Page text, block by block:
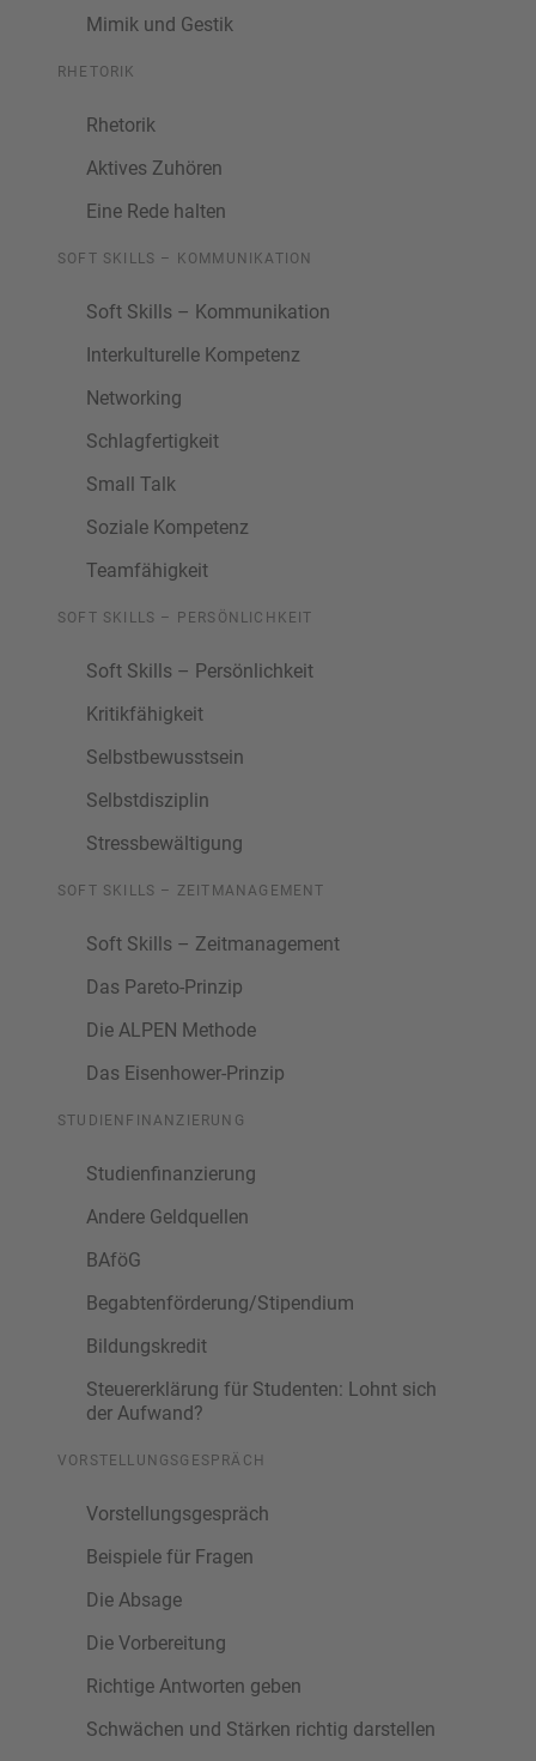
Mimik und Gestik
RHETORIK
Rhetorik
Aktives Zuhören
Eine Rede halten
SOFT SKILLS – KOMMUNIKATION
Soft Skills – Kommunikation
Interkulturelle Kompetenz
Networking
Schlagfertigkeit
Small Talk
Soziale Kompetenz
Teamfähigkeit
SOFT SKILLS – PERSÖNLICHKEIT
Soft Skills – Persönlichkeit
Kritikfähigkeit
Selbstbewusstsein
Selbstdisziplin
Stressbewältigung
SOFT SKILLS – ZEITMANAGEMENT
Soft Skills – Zeitmanagement
Das Pareto-Prinzip
Die ALPEN Methode
Das Eisenhower-Prinzip
STUDIENFINANZIERUNG
Studienfinanzierung
Andere Geldquellen
BAföG
Begabtenförderung/Stipendium
Bildungskredit
Steuererklärung für Studenten: Lohnt sich
der Aufwand?
VORSTELLUNGSGESPRÄCH
Vorstellungsgespräch
Beispiele für Fragen
Die Absage
Die Vorbereitung
Richtige Antworten geben
Schwächen und Stärken richtig darstellen